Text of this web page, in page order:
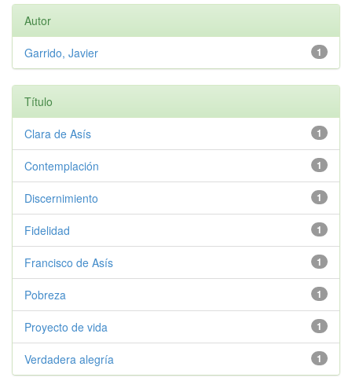
Autor
1
Garrido, Javier
Título
1
Clara de Asís
1
Contemplación
1
Discernimiento
1
Fidelidad
1
Francisco de Asís
1
Pobreza
1
Proyecto de vida
1
Verdadera alegría